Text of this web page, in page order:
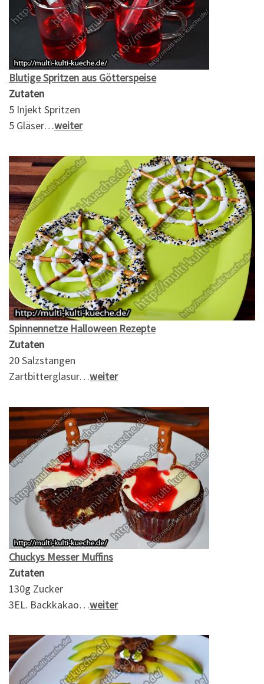
Blutige Spritzen aus Götterspeise
Zutaten
5 Injekt Spritzen
5 Gläser…weiter
Spinnennetze Halloween Rezepte
Zutaten
20 Salzstangen
Zartbitterglasur…weiter
Chuckys Messer Muffins
Zutaten
130g Zucker
3EL. Backkakao…weiter